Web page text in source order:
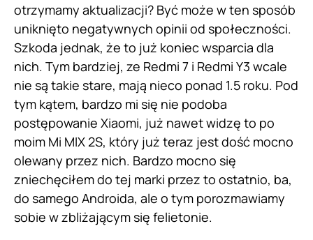
otrzymamy aktualizacji? Być może w ten sposób
uniknięto negatywnych opinii od społeczności.
Szkoda jednak, że to już koniec wsparcia dla
nich. Tym bardziej, ze Redmi 7 i Redmi Y3 wcale
nie są takie stare, mają nieco ponad 1.5 roku. Pod
tym kątem, bardzo mi się nie podoba
postępowanie Xiaomi, już nawet widzę to po
moim Mi MIX 2S, który już teraz jest dość mocno
olewany przez nich. Bardzo mocno się
zniechęciłem do tej marki przez to ostatnio, ba,
do samego Androida, ale o tym porozmawiamy
sobie w zbliżającym się felietonie.